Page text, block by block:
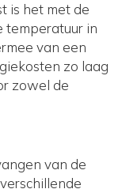
is het met de
temperatuur in
van een
zo laag
zowel de
van de